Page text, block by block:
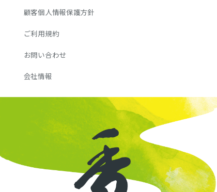
顧客個人情報保護方針
ご利用規約
お問い合わせ
会社情報